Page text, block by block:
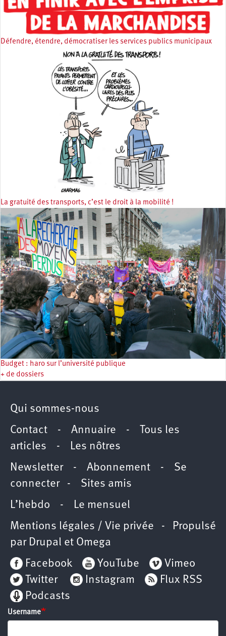
Défendre, étendre, démocratiser les services publics municipaux
La gratuité des transports, c’est le droit à la mobilité !
Budget : haro sur l’université publique
+ de dossiers
Qui sommes-nous
Contact - Annuaire -
Tous les
articles - Les nôtres
Newsletter- Abonnement - Se
connecter- Sites amis
L’hebdo - Le mensuel
Mentions légales / Vie privée - Propulsé
par Drupal et Omega
Facebook
YouTube
Vimeo
Twitter
Instagram
Flux RSS
Podcasts
Username